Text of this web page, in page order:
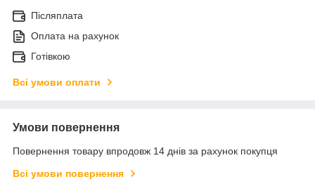
Післяплата
Оплата на рахунок
Готівкою
Всі умови оплати
Умови повернення
Повернення товару впродовж 14 днів за рахунок покупця
Всі умови повернення